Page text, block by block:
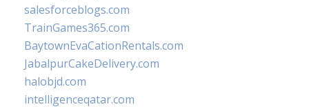
salesforceblogs.com
TrainGames365.com
BaytownEvaCationRentals.com
JabalpurCakeDelivery.com
halobjd.com
intelligenceqatar.com